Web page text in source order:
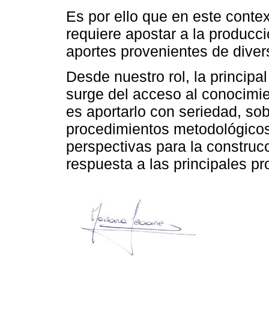
Es por ello que en este
requiere apostar a la
aportes provenientes de
Desde nuestro rol, la
surge del acceso al
es aportarlo con seriedad,
procedimientos
perspectivas para la
respuesta a las principales